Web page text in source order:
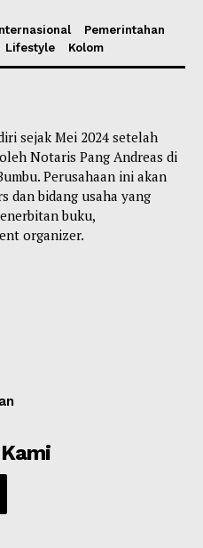
Pemerintahan
Lifestyle Kolom
sejak Mei 2024 setelah
Notaris Pang Andreas di
Perusahaan ini akan
dan bidang usaha yang
buku,
organizer.